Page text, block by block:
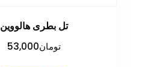
تل بطری هالووین
تومان53,000